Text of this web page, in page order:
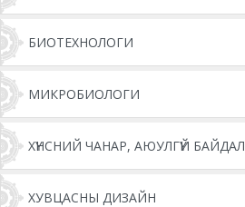
БИОТЕХНОЛОГИ
МИКРОБИОЛОГИ
ХҮНСНИЙ ЧАНАР, АЮУЛГҮЙ БАЙДАЛ
ХУВЦАСНЫ ДИЗАЙН